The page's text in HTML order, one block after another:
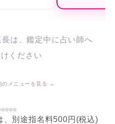
は、鑑定中に占い師へ
ください
別途指名料500円(税込)